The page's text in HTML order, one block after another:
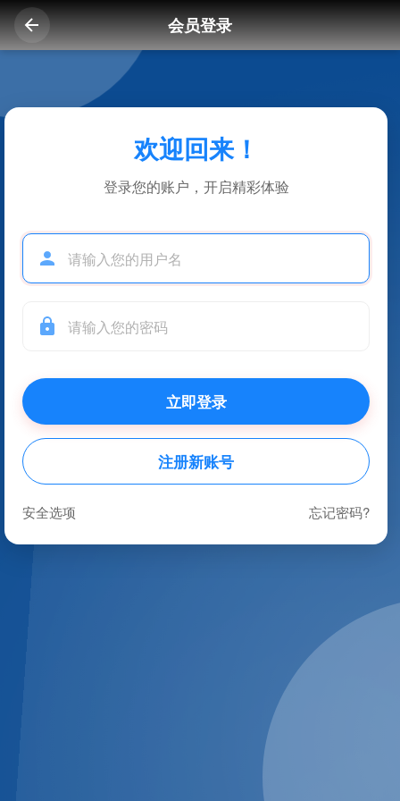
会员登录
欢迎回来！
登录您的账户，开启精彩体验
立即登录
注册新账号
安全选项 忘记密码?